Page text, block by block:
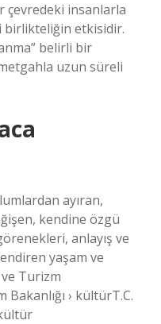
çevredeki insanlarla
birlikteliğin etkisidir.
belirli bir
uzun süreli
ayıran,
kendine özgü
anlayış ve
yaşam ve
Turizm
Bakanlığı › kültürT.C.